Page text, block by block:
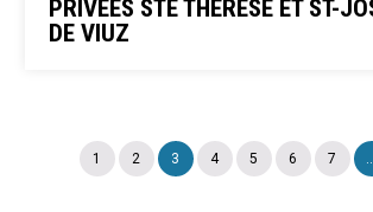
PRIVÉES STE THÉRÈSE ET ST-
DE VIUZ
1 2 3 4 5 6 7